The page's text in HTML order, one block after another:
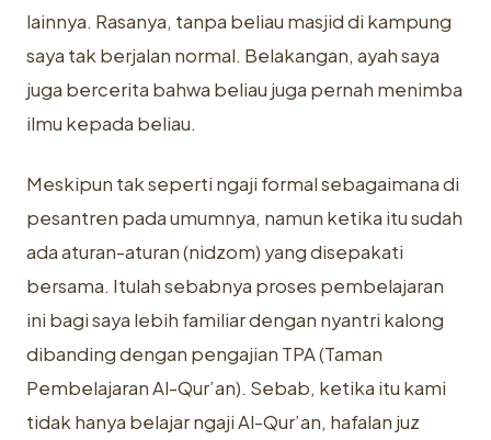
lainnya. Rasanya, tanpa beliau masjid di kampung
saya tak berjalan normal. Belakangan, ayah saya
juga bercerita bahwa beliau juga pernah menimba
ilmu kepada beliau.
Meskipun tak seperti ngaji formal sebagaimana di
pesantren pada umumnya, namun ketika itu sudah
ada aturan-aturan (nidzom) yang disepakati
bersama. Itulah sebabnya proses pembelajaran
ini bagi saya lebih familiar dengan nyantri kalong
dibanding dengan pengajian TPA (Taman
Pembelajaran Al-Qur’an). Sebab, ketika itu kami
tidak hanya belajar ngaji Al-Qur’an, hafalan juz